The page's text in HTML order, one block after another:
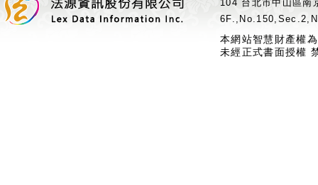
104 台北市中山區
本網站智慧財產權
未經正式書面授權